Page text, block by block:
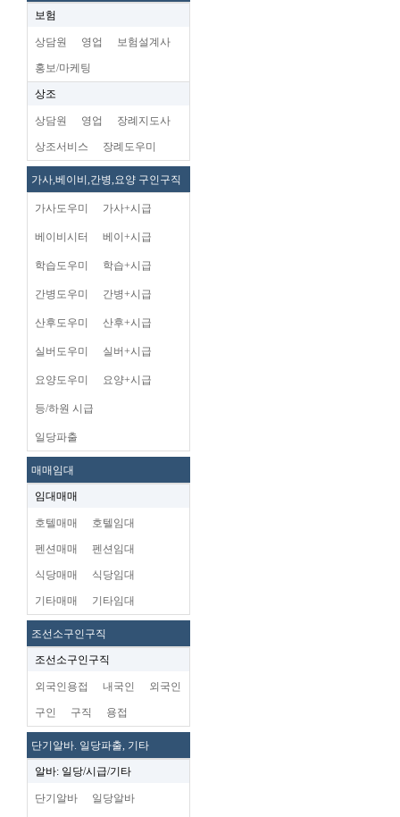
보험
상담원 영업 보험설계사
홍보/마케팅
상조
상담원 영업 장례지도사
상조서비스 장례도우미
가사,베이비,간병,요양 구인구직
가사도우미 가사+시급
베이비시터 베이+시급
학습도우미 학습+시급
간병도우미 간병+시급
산후도우미 산후+시급
실버도우미 실버+시급
요양도우미 요양+시급
등/하원 시급
일당파출
매매임대
임대매매
호텔매매 호텔임대
펜션매매 펜션임대
식당매매 식당임대
기타매매 기타임대
조선소구인구직
조선소구인구직
외국인용접 내국인 외국인
구인 구직 용접
단기알바. 일당파출, 기타
알바: 일당/시급/기타
단기알바 일당알바